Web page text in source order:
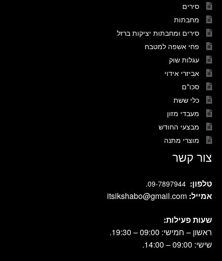
סירים
מחבתות
סירים ומחבתות יציקות ברזל
פחי אשפה למטבח
עגלות שוק
אביזרי אידוי
סכו"ם
כלי ששת
מעבדי מזון
מבצעי החודש
מוצרי מתנה
צור קשר
טלפון: 09-7897944
.
אמייל: itsikshabo@gmail.com
שעות פעילות:
ראשון – חמישי: 09:00 – 19:30.
שישי: 09:00 – 14:00.